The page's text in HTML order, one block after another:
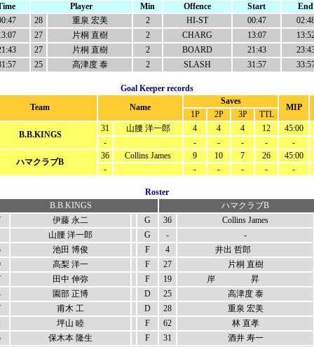
Player Min Offence Start
End
28 重泉 宏美 2 HI-ST 00:47
27 片桐 直樹 2 CHARG 13:07
27 片桐 直樹 2 BOARD 21:43
25 高津度 泰 2 SLASH 31:57
Goal Keeper records
Team
Name
Saves
MIP
1P 2P 3P TTL
B.B.KINGS
31 山腰 洋一郎 4 4 4 12 45:00
-
- - - - -
ハマクラブB
36 Collins James 9 10 7 26 45:00
-
- - - - -
Roster
B.B.KINGS
ハマクラブB
伊藤 永二 G 36 Collins James
山腰 洋一郎 G - -
池田 博俊 F 4 井出 哲郎
高梨 洋一 F 27 片桐 直樹
田中 伸弥 F 19 岸 昇
園部 正博 D 25 高津度 泰
甫木 工 D 28 重泉 宏美
坪山 睦 F 62 林 直孝
保木本 隆生 F 31 酒井 寿一